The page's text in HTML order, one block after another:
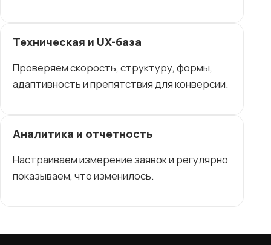
Техническая и UX-база
Проверяем скорость, структуру, формы,
адаптивность и препятствия для конверсии.
Аналитика и отчетность
Настраиваем измерение заявок и регулярно
показываем, что изменилось.